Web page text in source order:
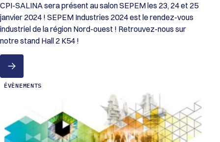
CPI-SALINA sera présent au salon SEPEM les 23, 24 et 25
janvier 2024 ! SEPEM Industries 2024 est le rendez-vous
industriel de la région Nord-ouest ! Retrouvez-nous sur
notre stand Hall 2 K54 !
ÉVÈNEMENTS